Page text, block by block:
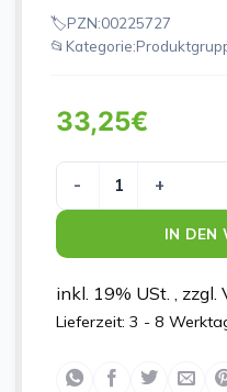
PZN:00225727
Kategorie:
33,25€
MEDIPORE
IN DEN
inkl. 19% USt. , zzgl.
Lieferzeit: 3 - 8